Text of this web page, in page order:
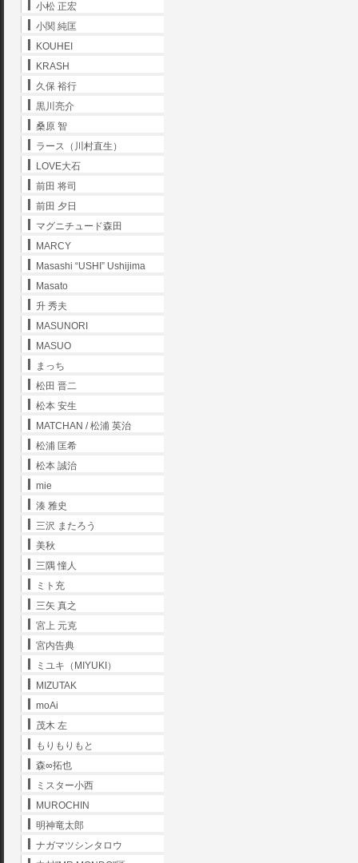
小松 正宏
小関 純匡
KOUHEI
KRASH
久保 裕行
黒川亮介
桑原 智
ラース（川村直生）
LOVE大石
前田 将司
前田 夕日
マグニチュード森田
MARCY
Masashi “USHI” Ushijima
Masato
升 秀夫
MASUNORI
MASUO
まっち
松田 晋二
松本 安生
MATCHAN / 松浦 英治
松浦 匡希
松本 誠治
mie
湊 雅史
三沢 またろう
美秋
三隅 憧人
ミト充
三矢 真之
宮上 元克
宮内告典
ミユキ（MIYUKI）
MIZUTAK
moAi
茂木 左
もりもりもと
森∞拓也
ミスター小西
MUROCHIN
明神竜太郎
ナガマツシンタロウ